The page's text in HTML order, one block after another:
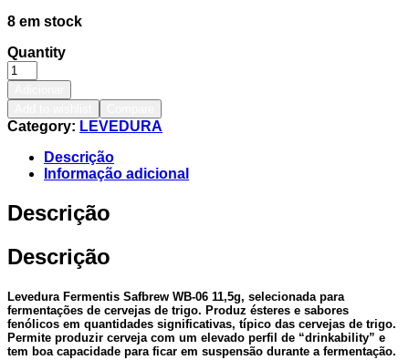
8 em stock
Quantity
Category: LEVEDURA
Descrição
Informação adicional
Descrição
Descrição
Levedura Fermentis Safbrew WB-06 11,5g, selecionada para
fermentações de cervejas de trigo. Produz ésteres e sabores
fenólicos em quantidades significativas, típico das cervejas de trigo.
Permite produzir cerveja com um elevado perfil de “drinkability” e
tem boa capacidade para ficar em suspensão durante a fermentação.